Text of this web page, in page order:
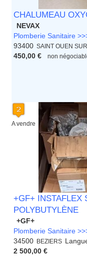
Picardie
Poitou Charentes
Principauté de
Provence Alpes
Italie
Rhone Alpes
CHALUMEAU
NEVAX
Plomberie Sanitaire
93400 SAINT OUEN
450,00 €
non
A vendre
+GF+ INSTAFLEX
POLYBUTYLÈNE
+GF+
Plomberie Sanitaire
34500
BEZIERS
2 500,00 €